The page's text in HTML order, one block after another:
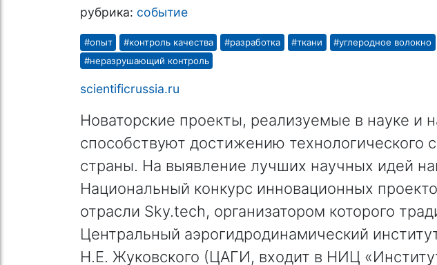
рубрика: событие
#опыт #контроль качества #разработка #ткани #углеродное волокно
#неразрушающий контроль
scientificrussia.ru
Новаторские проекты, реализуемые в науке и
способствуют достижению технологического
страны. На выявление лучших научных идей
Национальный конкурс инновационных
отрасли Sky.tech, организатором которого
Центральный аэрогидродинамический
Н.Е. Жуковского (ЦАГИ, входит в НИЦ